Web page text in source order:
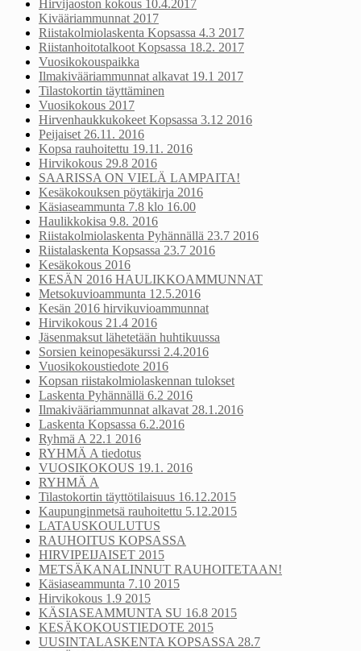
Hirvijaoston kokous 10.4.2017
Kivääriammunnat 2017
Riistakolmiolaskenta Kopsassa 4.3 2017
Riistanhoitotalkoot Kopsassa 18.2. 2017
Vuosikokouspaikka
Ilmakivääriammunnat alkavat 19.1 2017
Tilastokortin täyttäminen
Vuosikokous 2017
Hirvenhaukkukokeet Kopsassa 3.12 2016
Peijaiset 26.11. 2016
Kopsa rauhoitettu 19.11. 2016
Hirvikokous 29.8 2016
SAARISSA ON VIELÄ LAMPAITA!
Kesäkokouksen pöytäkirja 2016
Käsiaseammunta 7.8 klo 16.00
Haulikkokisa 9.8. 2016
Riistakolmiolaskenta Pyhännällä 23.7 2016
Riistalaskenta Kopsassa 23.7 2016
Kesäkokous 2016
KESÄN 2016 HAULIKKOAMMUNNAT
Metsokuvioammunta 12.5.2016
Kesän 2016 hirvikuvioammunnat
Hirvikokous 21.4 2016
Jäsenmaksut lähetetään huhtikuussa
Sorsien keinopesäkurssi 2.4.2016
Vuosikokoustiedote 2016
Kopsan riistakolmiolaskennan tulokset
Laskenta Pyhännällä 6.2 2016
Ilmakivääriammunnat alkavat 28.1.2016
Laskenta Kopsassa 6.2.2016
Ryhmä A 22.1 2016
RYHMÄ A tiedotus
VUOSIKOKOUS 19.1. 2016
RYHMÄ A
Tilastokortin täyttötilaisuus 16.12.2015
Kaupunginmetsä rauhoitettu 5.12.2015
LATAUSKOULUTUS
RAUHOITUS KOPSASSA
HIRVIPEIJAISET 2015
METSÄKANALINNUT RAUHOITETAAN!
Käsiaseammunta 7.10 2015
Hirvikokous 1.9 2015
KÄSIASEAMMUNTA SU 16.8 2015
KESÄKOKOUSTIEDOTE 2015
UUSINTALASKENTA KOPSASSA 28.7